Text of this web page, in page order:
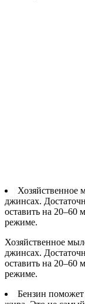
Хозяйственное
джинсах.
оставить на 20–60
режиме.
Хозяйственное
джинсах.
оставить на 20–60
режиме.
Бензин поможет